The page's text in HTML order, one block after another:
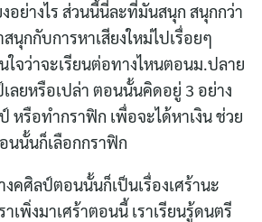
อย่างไร ส่วนนี้นี่ละที่มันสนุก สนุกกว่า
นุกกับการหาเสียงใหม่ไปเรื่อยๆ
จว่าจะเรียนต่อทางไหนตอนม.ปลาย
ลยหรือเปล่า ตอนนั้นคิดอยู่ 3 อย่าง
หรือทำกราฟิก เพื่อจะได้หาเงิน ช่วย
นั้นก็เลือกกราฟิก
งคศิลป์ตอนนั้นก็เป็นเรื่องเศร้านะ
เพิ่งมาเศร้าตอนนี้ เราเรียนรู้ดนตรี